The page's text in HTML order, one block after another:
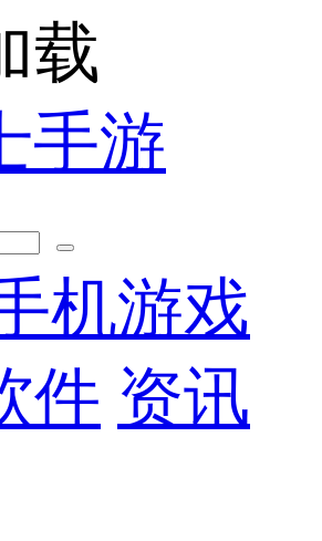
载
机游戏
件 资讯